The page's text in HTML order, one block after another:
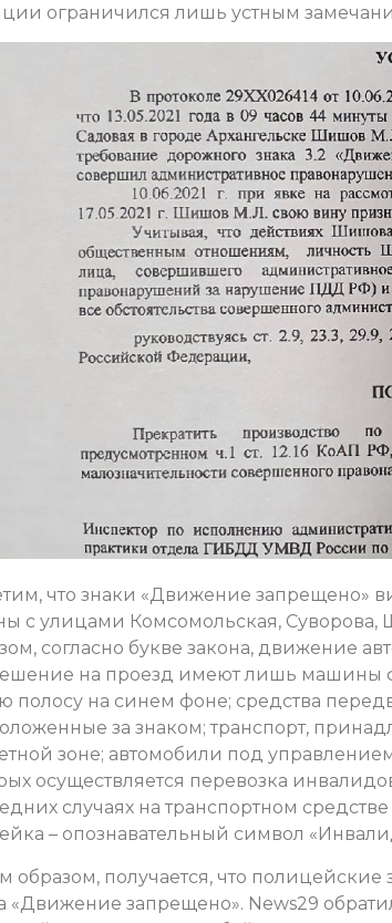
ограничился лишь устным
что знаки «Движение запрещено»
с улицами Комсомольская, Суворова,
согласно букве закона, движение
на проезд имеют лишь машины
полосу на синем фоне; средства
за знаком; транспорт,
зоне; автомобили под
осуществляется перевозка
случаях на транспортном
– опознавательный символ
образом, получается, что
«Движение запрещено». News29